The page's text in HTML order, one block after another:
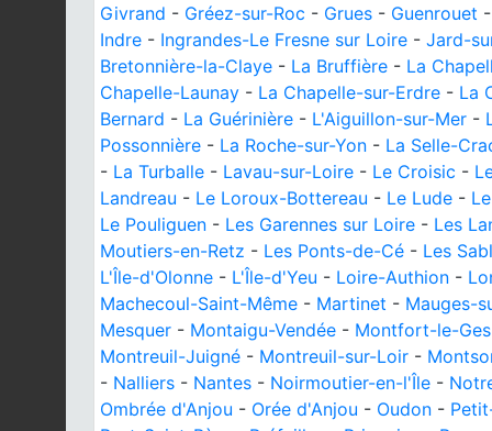
Givrand - Gréez-sur-Roc - Grues - Guenrouet
Indre - Ingrandes-Le Fresne sur Loire - Jard-
Bretonnière-la-Claye - La Bruffière - La
Chapelle-Launay - La Chapelle-sur-Erdre - La
Bernard - La Guérinière - L'Aiguillon-sur-Mer -
Possonnière - La Roche-sur-Yon - La Selle-
- La Turballe - Lavau-sur-Loire - Le Croisic -
Landreau - Le Loroux-Bottereau - Le Lude -
Le Pouliguen - Les Garennes sur Loire - Les
Moutiers-en-Retz - Les Ponts-de-Cé - Les
L'Île-d'Olonne - L'Île-d'Yeu - Loire-Authion -
Machecoul-Saint-Même - Martinet - Mauges-
Mesquer - Montaigu-Vendée - Montfort-le-
Montreuil-Juigné - Montreuil-sur-Loir -
- Nalliers - Nantes - Noirmoutier-en-l'Île -
Ombrée d'Anjou - Orée d'Anjou - Oudon -